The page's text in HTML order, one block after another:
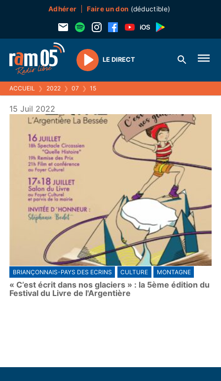
Adhérer Faire un don (déductible)
Play
LE DIRECT
ACCUEIL ❯ 2022 ❯ 07 ❯ 15
15 Juil 2022
BRIANÇONNAIS-PAYS DES ECRINS CULTURE MONTAGNE
« C’est écrit dans nos glaciers » : la 5ème édition du
Festival du Livre de l'Argentière